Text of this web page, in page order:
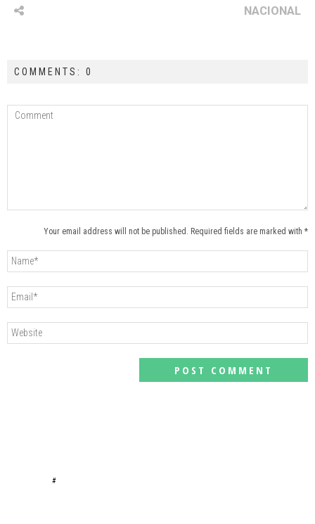
NACIONAL
COMMENTS: 0
Your email address will not be published. Required fields are marked with *
#